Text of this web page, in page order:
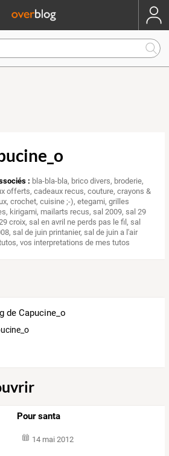
: bla-bla-bla, brico divers, broderie,
offerts,cadeaux recus,couture,crayons &
,crochet,cuisine ;-),etegami,grilles
, kirigami, mailarts recus,sal 2009,sal 29
croix,sal en avril ne perds pas le fil,sal
,sal de juin printanier,sal de juin a l'air
,vos interpretations de mes tutos
de Capucine_o
Pour santa
14 mai 2012